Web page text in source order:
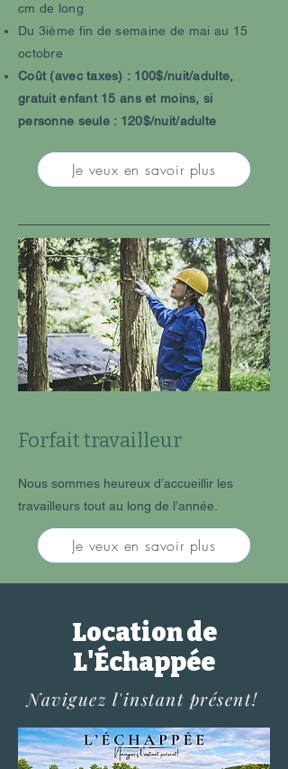
cm de long
Du 3ième fin de semaine de mai au 15
octobre
Coût (avec taxes) : 100$/nuit/adulte,
gratuit enfant 15 ans et moins, si
personne seule : 120$/nuit/adulte
Je veux en savoir plus
Forfait travailleur
Nous sommes heureux d’accueillir les
travailleurs tout au long de l’année.
Je veux en savoir plus
Location de
L'Échappée
Naviguez l'instant présent!